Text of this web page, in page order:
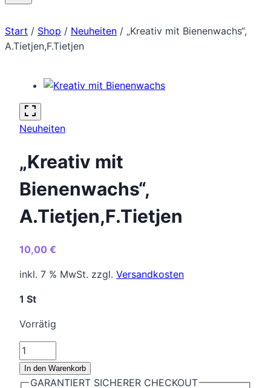
Start / Shop / Neuheiten / „Kreativ mit Bienenwachs“,
A.Tietjen,F.Tietjen
Neuheiten
„Kreativ mit
Bienenwachs“,
A.Tietjen,F.Tietjen
10,00 €
inkl. 7 % MwSt. zzgl. Versandkosten
1 St
Vorrätig
"Kreativ
mit
Bienenwachs",
In den Warenkorb
GARANTIERT SICHERER CHECKOUT